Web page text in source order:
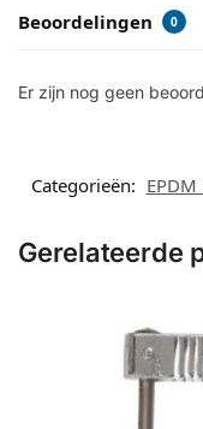
Beoordelingen 0
Er zijn nog geen
Categorieën:
Gerelateerde